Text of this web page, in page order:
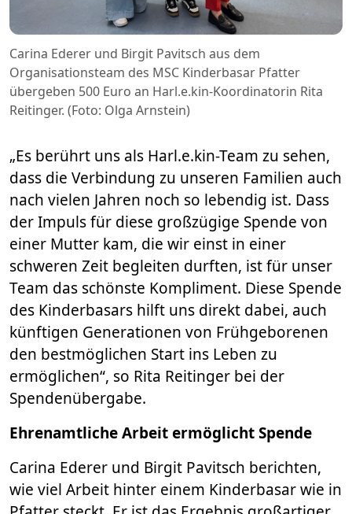
Carina Ederer und Birgit Pavitsch aus dem
Organisationsteam des MSC Kinderbasar Pfatter
übergeben 500 Euro an Harl.e.kin-Koordinatorin Rita
Reitinger. (Foto: Olga Arnstein)
„Es berührt uns als Harl.e.kin-Team zu sehen,
dass die Verbindung zu unseren Familien auch
nach vielen Jahren noch so lebendig ist. Dass
der Impuls für diese großzügige Spende von
einer Mutter kam, die wir einst in einer
schweren Zeit begleiten durften, ist für unser
Team das schönste Kompliment. Diese Spende
des Kinderbasars hilft uns direkt dabei, auch
künftigen Generationen von Frühgeborenen
den bestmöglichen Start ins Leben zu
ermöglichen“, so Rita Reitinger bei der
Spendenübergabe.
Ehrenamtliche Arbeit ermöglicht Spende
Carina Ederer und Birgit Pavitsch berichten,
wie viel Arbeit hinter einem Kinderbasar wie in